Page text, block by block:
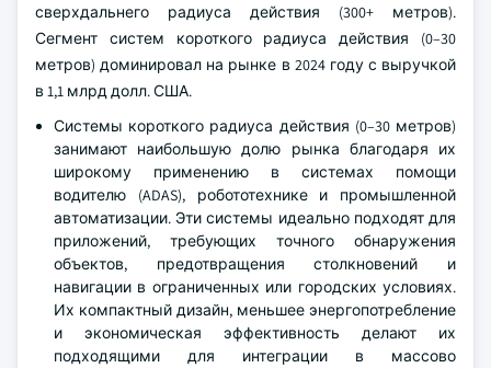
сверхдальнего радиуса действия (300+ метров).
Сегмент систем короткого радиуса действия (0–30
метров) доминировал на рынке в 2024 году с выручкой
в 1,1 млрд долл. США.
Системы короткого радиуса действия (0–30 метров)
занимают наибольшую долю рынка благодаря их
широкому применению в системах помощи
водителю (ADAS), робототехнике и промышленной
автоматизации. Эти системы идеально подходят для
приложений, требующих точного обнаружения
объектов, предотвращения столкновений и
навигации в ограниченных или городских условиях.
Их компактный дизайн, меньшее энергопотребление
и экономическая эффективность делают их
подходящими для интеграции в массово